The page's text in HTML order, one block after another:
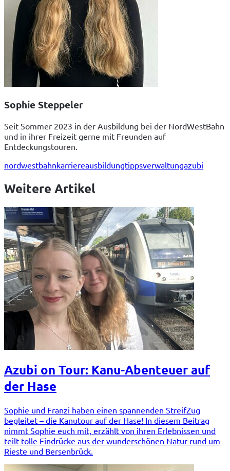
Sophie Steppeler
Seit Sommer 2023 in der Ausbildung bei der NordWestBahn
und in ihrer Freizeit gerne mit Freunden auf
Entdeckungstouren.
nordwestbahnkarriereausbildungtippsverwaltungazubi
Weitere Artikel
Azubi on Tour: Kanu-Abenteuer auf
der Hase
Sophie und Franzi haben einen spannenden StreifZug
begleitet – die Kanutour auf der Hase! In diesem Beitrag
nimmt Sophie euch mit, erzählt von ihren Erlebnissen und
teilt tolle Eindrücke aus der wunderschönen Natur rund um
Rieste und Bersenbrück.